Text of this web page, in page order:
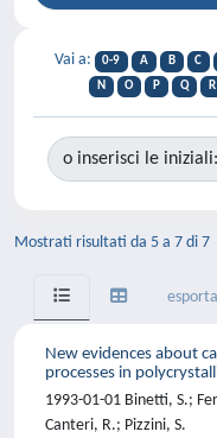
Vai a: 0-9 A B C
N
O P Q R
o inserisci le iniziali:
Mostrati risultati da 5 a 7 di 7
New evidences about
processes in
1993-01-01 Binetti, S.;
Canteri, R.; Pizzini, S.